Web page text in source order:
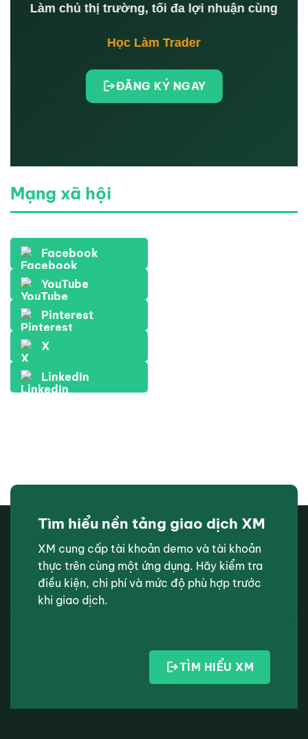
Làm chủ thị trường, tối đa lợi nhuận cùng
Học Làm Trader
ĐĂNG KÝ NGAY
Mạng xã hội
Facebook
YouTube
Pinterest
X
LinkedIn
Tìm hiểu nền tảng giao dịch XM
XM cung cấp tài khoản demo và tài khoản
thực trên cùng một ứng dụng. Hãy kiểm tra
điều kiện, chi phí và mức độ phù hợp trước
khi giao dịch.
TÌM HIỂU XM